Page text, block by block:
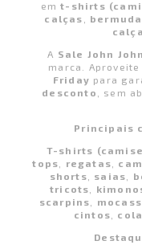
emt-shirts
calças
A Sale John John
marca. Aproveite
Friday para
desconto
, sem
Principais
T-shirts
tops
regatas
shorts
saias
tricots
scarpins
cintos